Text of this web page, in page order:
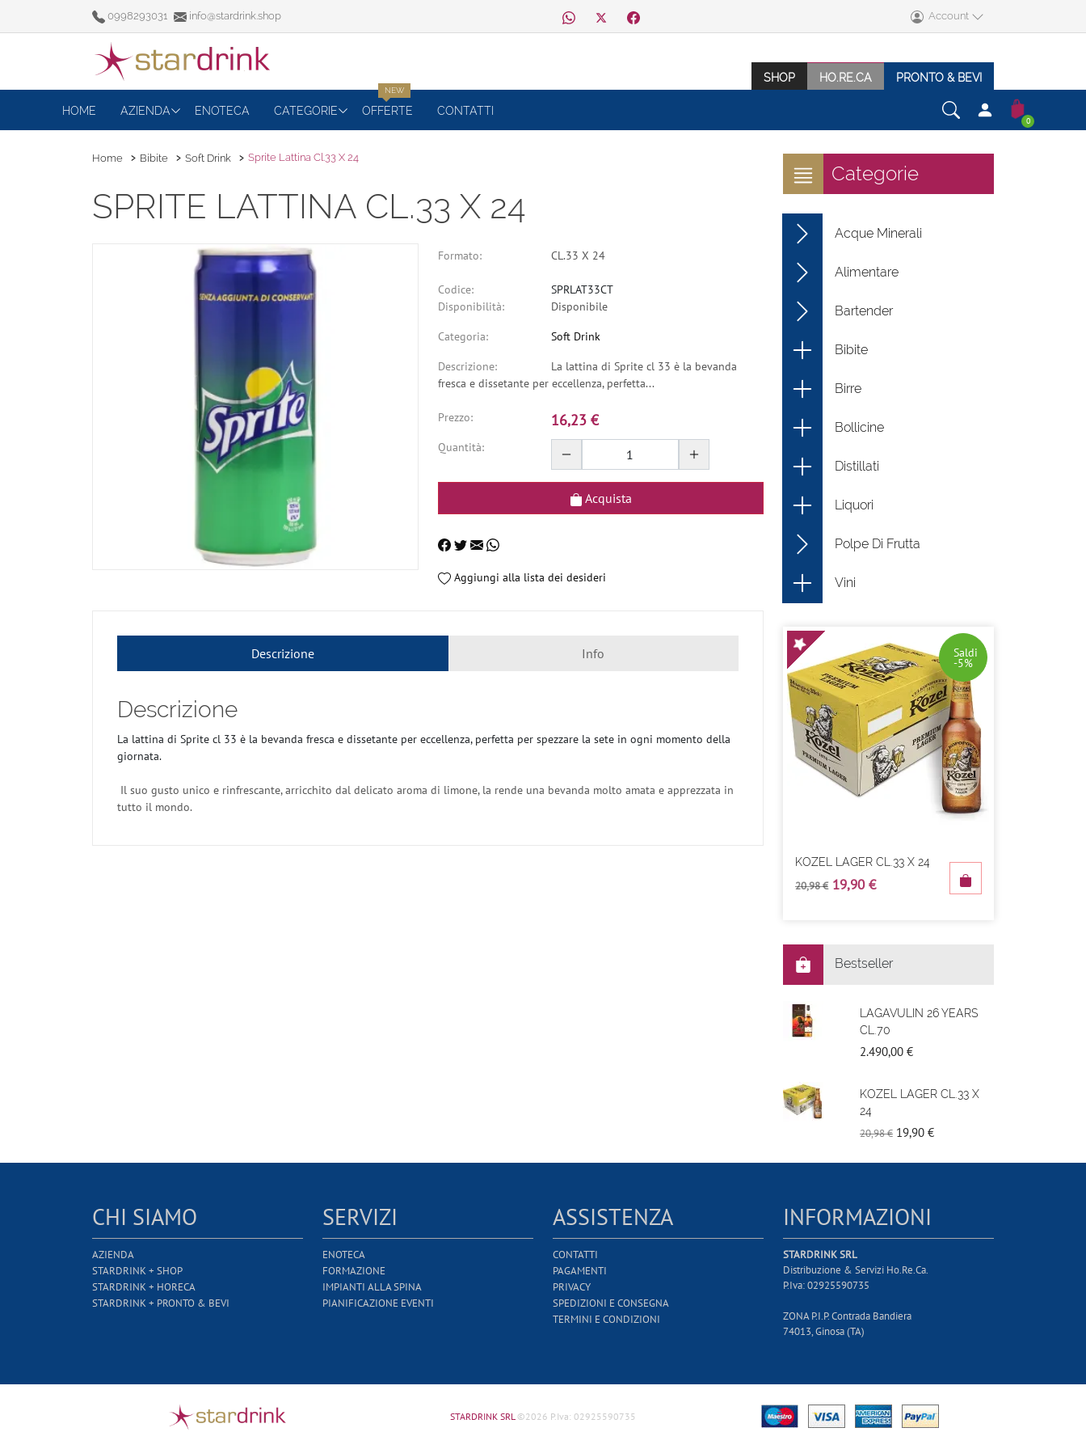
0998293031 info@stardrink.shop Account
SHOP HO.RE.CA PRONTO & BEVI
HOME AZIENDA ENOTECA CATEGORIE OFFERTE
NEW
CONTATTI
0
Home Bibite Soft Drink Sprite Lattina Cl.33 X 24
SPRITE LATTINA CL.33 X 24
Formato: CL.33 X 24
Codice:
SPRLAT33CT
Disponibilità:
Disponibile
Categoria: Soft Drink
Descrizione:
La lattina di Sprite cl 33 è la bevanda
fresca e dissetante per eccellenza, perfetta...
Prezzo: 16,23 €
Quantità:
Acquista
Aggiungi alla lista dei desideri
Descrizione Info
Descrizione
La lattina di Sprite cl 33 è la bevanda fresca e dissetante per eccellenza, perfetta per spezzare la sete in ogni momento della
giornata.
Il suo gusto unico e rinfrescante, arricchito dal delicato aroma di limone, la rende una bevanda molto amata e apprezzata in
tutto il mondo.
Categorie
Acque Minerali
Alimentare
Bartender
Bibite
Birre
Bollicine
Distillati
Liquori
Polpe Di Frutta
Vini
Saldi
-5%
KOZEL LAGER CL.33 X 24
20,98 €19,90 €
Bestseller
LAGAVULIN 26 YEARS
CL.70
2.490,00 €
KOZEL LAGER CL.33 X
24
20,98 € 19,90 €
CHI SIAMO
AZIENDA
STARDRINK + SHOP
STARDRINK + HORECA
STARDRINK + PRONTO & BEVI
SERVIZI
ENOTECA
FORMAZIONE
IMPIANTI ALLA SPINA
PIANIFICAZIONE EVENTI
ASSISTENZA
CONTATTI
PAGAMENTI
PRIVACY
SPEDIZIONI E CONSEGNA
TERMINI E CONDIZIONI
INFORMAZIONI
STARDRINK SRL
Distribuzione & Servizi Ho.Re.Ca.
P.Iva: 02925590735
ZONA P.I.P. Contrada Bandiera
74013, Ginosa (TA)
STARDRINK SRL ©2026 P.Iva: 02925590735